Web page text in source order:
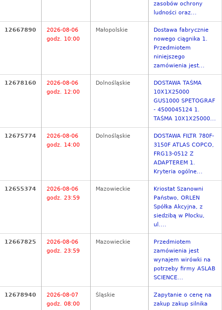
zasobów ochrony
ludności oraz...
12667890
2026-08-06
godz. 10:00
Małopolskie
Dostawa fabrycznie
nowego ciągnika 1.
Przedmiotem
niniejszego
zamówienia jest...
12678160
2026-08-06
godz. 12:00
Dolnośląskie
DOSTAWA TAŚMA
10X1X25000
GUS1000 SPETOGRAF
- 4500045124 1.
TAŚMA 10X1X25000...
12675774
2026-08-06
godz. 14:00
Dolnośląskie
DOSTAWA FILTR 780F-
3150F ATLAS COPCO,
FRG13-0512 Z
ADAPTEREM 1.
Kryteria ogólne...
12655374
2026-08-06
godz. 23:59
Mazowieckie
Kriostat Szanowni
Państwo, ORLEN
Spółka Akcyjna, z
siedzibą w Płocku,
ul....
12667825
2026-08-06
godz. 23:59
Mazowieckie
Przedmiotem
zamówienia jest
wynajem wirówki na
potrzeby firmy ASLAB
SCIENCE...
12678940
2026-08-07
godz. 08:00
Śląskie
Zapytanie o cenę na
zakup zakup silnika